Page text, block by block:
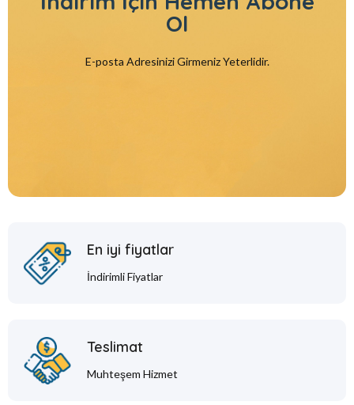
Ol
E-posta Adresinizi Girmeniz Yeterlidir.
En iyi fiyatlar
İndirimli Fiyatlar
Teslimat
Muhteşem Hizmet